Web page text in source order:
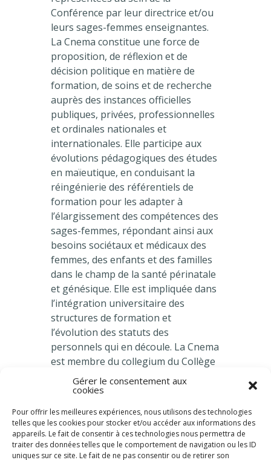
Gérer le consentement aux
cookies
Pour offrir les meilleures expériences, nous utilisons des technologies
telles que les cookies pour stocker et/ou accéder aux informations des
appareils. Le fait de consentir à ces technologies nous permettra de
traiter des données telles que le comportement de navigation ou les ID
uniques sur ce site. Le fait de ne pas consentir ou de retirer son
Conférence par leur directrice et/ou
leurs sages-femmes enseignantes.
La Cnema constitue une force de
proposition, de réflexion et de
décision politique en matière de
formation, de soins et de recherche
auprès des instances officielles
publiques, privées, professionnelles
et ordinales nationales et
internationales. Elle participe aux
évolutions pédagogiques des études
en maïeutique, en conduisant la
réingénierie des référentiels de
formation pour les adapter à
l’élargissement des compétences des
sages-femmes, répondant ainsi aux
besoins sociétaux et médicaux des
femmes, des enfants et des familles
dans le champ de la santé périnatale
et génésique. Elle est impliquée dans
l’intégration universitaire des
structures de formation et
l’évolution des statuts des
personnels qui en découle. La Cnema
est membre du collegium du Collège
national des sages-femmes de
France (CNSF).